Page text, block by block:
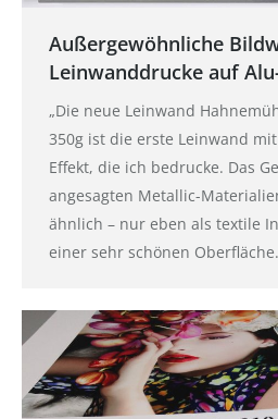
Außergewöhnliche
Leinwanddrucke auf
„Die neue Leinwand
350g ist die erste Leinwand
Effekt, die ich bedrucke. Das
angesagten Metallic-
ähnlich – nur eben als textile
einer sehr schönen Oberfläche.